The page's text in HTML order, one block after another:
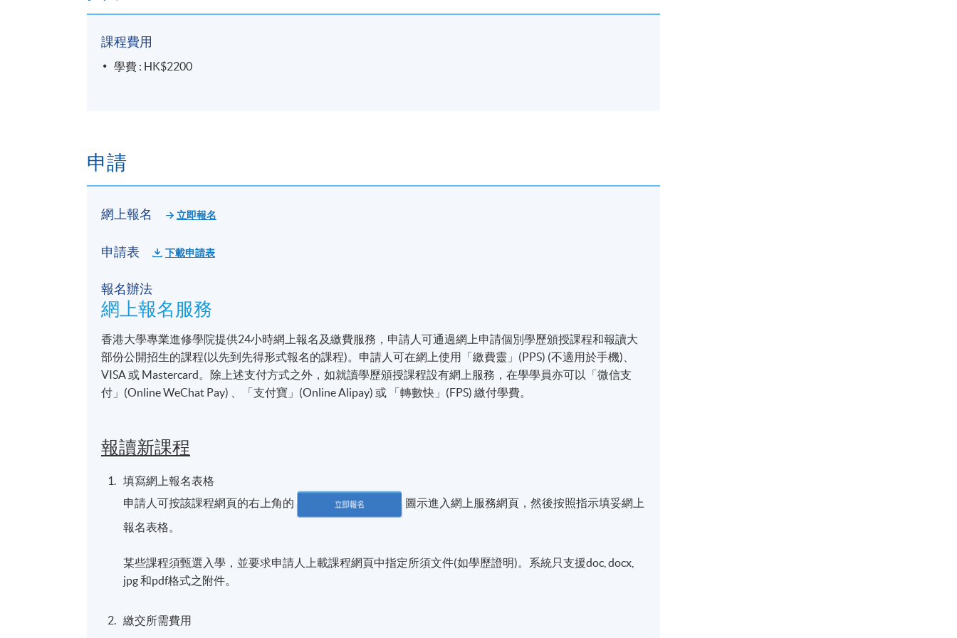
課程費用
學費 : HK$2200
申請
網上報名 立即報名
申請表 下載申請表
報名辦法
網上報名服務
香港大學專業進修學院提供24小時網上報名及繳費服務，申請人可通過網上申請個別學歷頒授課程和報讀大
部份公開招生的課程(以先到先得形式報名的課程)。申請人可在網上使用「繳費靈」(PPS) (不適用於手機)、
VISA 或 Mastercard。除上述支付方式之外，如就讀學歷頒授課程設有網上服務，在學學員亦可以「微信支
付」(Online WeChat Pay) 、「支付寶」(Online Alipay) 或 「轉數快」(FPS) 繳付學費。
報讀新課程
填寫網上報名表格
申請人可按該課程網頁的右上角的
圖示進入網上服務網頁，然後按照指示填妥網上
報名表格。
某些課程須甄選入學，並要求申請人上載課程網頁中指定所須文件(如學歷證明)。系統只支援doc, docx,
jpg 和pdf格式之附件。
繳交所需費用